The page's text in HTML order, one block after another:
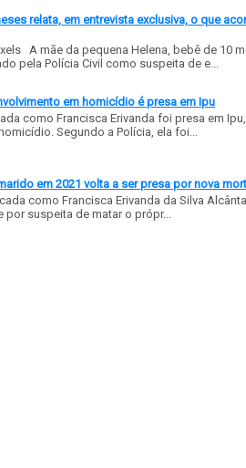
relata, em entrevista exclusiva, o que
A mãe da pequena Helena, bebê de 10
pela Polícia Civil como suspeita de e...
em homicídio é presa em Ipu
como Francisca Erivanda foi presa em
Segundo a Polícia, ela foi...
em 2021 volta a ser presa por nova
como Francisca Erivanda da Silva
suspeita de matar o própr...